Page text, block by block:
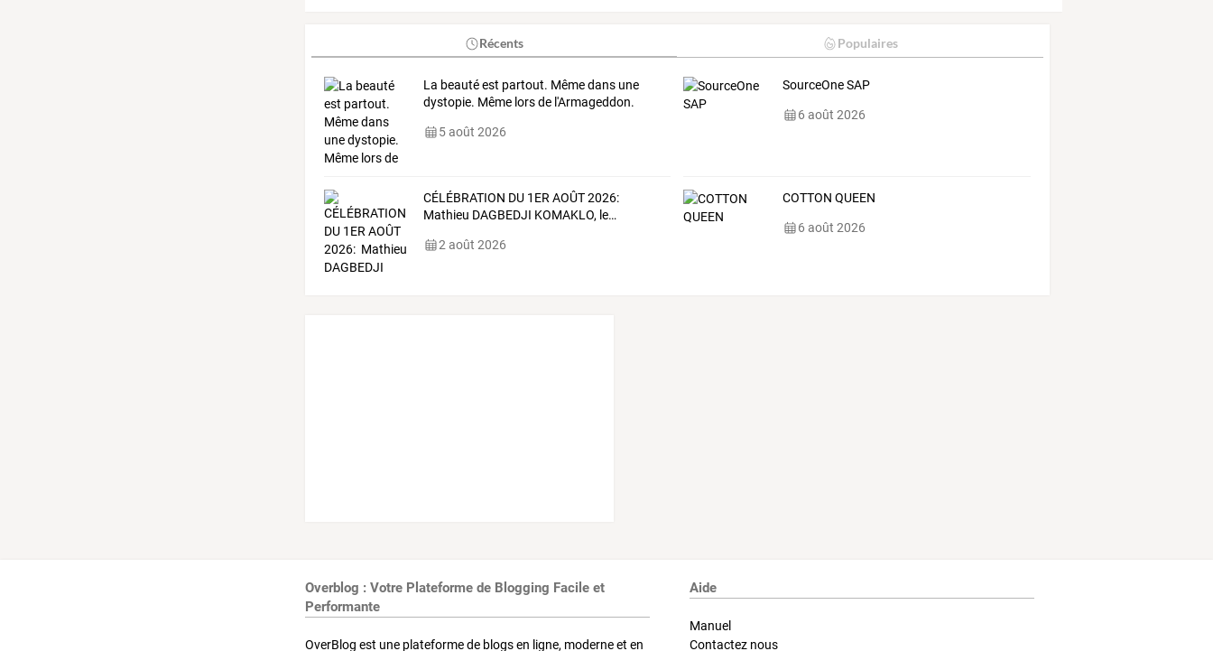
Récents Populaires
La beauté est partout. Même dans une
dystopie. Même lors de l'Armageddon.
5 août 2026
SourceOne SAP
6 août 2026
CÉLÉBRATION DU1ERAOÛT2026:
Mathieu DAGBEDJI KOMAKLO,le…
2 août 2026
COTTON QUEEN
6 août 2026
Overblog : Votre Plateforme de Blogging Facile et
Performante
OverBlog est une plateforme de blogs en ligne, moderne et en
Aide
Manuel
Contactez nous